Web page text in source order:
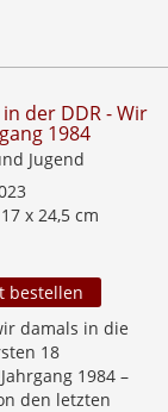
der DDR - Wir
1984
Jugend
x 24,5 cm
bestellen
damals in die
18
1984 –
den letzten